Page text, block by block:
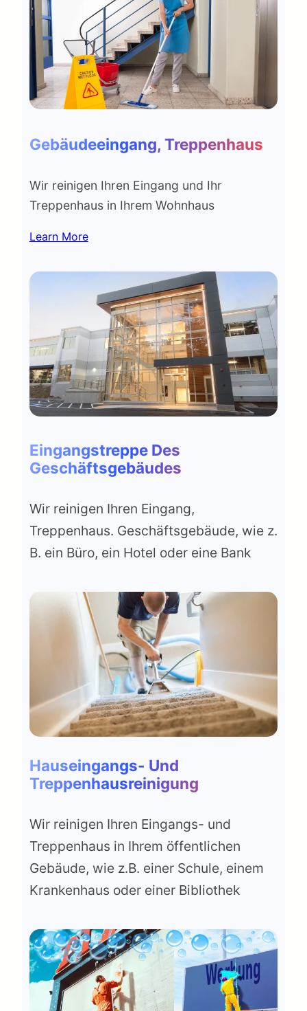
Gebäudeeingang, Treppenhaus
Wir reinigen Ihren Eingang und Ihr
Treppenhaus in Ihrem Wohnhaus
Learn More
Eingangstreppe Des
Geschäftsgebäudes
Wir reinigen Ihren Eingang,
Treppenhaus. Geschäftsgebäude, wie z.
B. ein Büro, ein Hotel oder eine Bank
Hauseingangs- Und
Treppenhausreinigung
Wir reinigen Ihren Eingangs- und
Treppenhaus in Ihrem öffentlichen
Gebäude, wie z.B. einer Schule, einem
Krankenhaus oder einer Bibliothek